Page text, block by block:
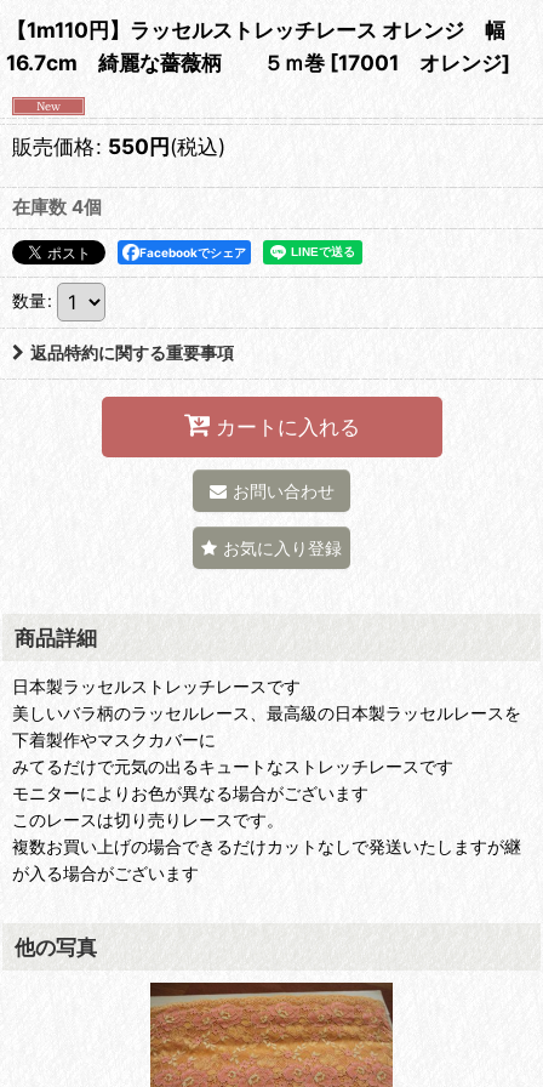
【1m110円】ラッセルストレッチレース オレンジ 幅
16.7cm 綺麗な薔薇柄 ５ｍ巻 [17001 オレンジ]
販売価格: 550円(税込)
在庫数 4個
Facebookでシェア
数量:
返品特約に関する重要事項
カートに入れる
お問い合わせ
お気に入り登録
商品詳細
日本製ラッセルストレッチレースです
美しいバラ柄のラッセルレース、最高級の日本製ラッセルレースを
下着製作やマスクカバーに
みてるだけで元気の出るキュートなストレッチレースです
モニターによりお色が異なる場合がございます
このレースは切り売りレースです。
複数お買い上げの場合できるだけカットなしで発送いたしますが継
が入る場合がございます
他の写真